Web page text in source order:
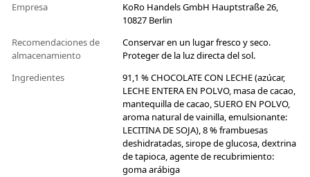
Empresa
KoRo Handels GmbH Hauptstraße 26,
10827 Berlin
Recomendaciones de
almacenamiento
Conservar en un lugar fresco y seco.
Proteger de la luz directa del sol.
Ingredientes
91,1 % CHOCOLATE CON LECHE (azúcar,
LECHE ENTERA EN POLVO, masa de cacao,
mantequilla de cacao, SUERO EN POLVO,
aroma natural de vainilla, emulsionante:
LECITINA DE SOJA), 8 % frambuesas
deshidratadas, sirope de glucosa, dextrina
de tapioca, agente de recubrimiento:
goma arábiga